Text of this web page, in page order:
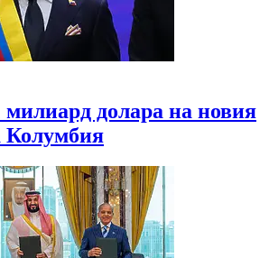
долара на новия
Колумбия